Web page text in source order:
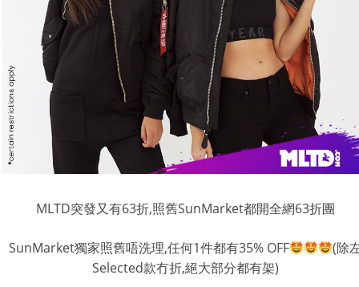
MLTD突發又有63折,照舊SunMarket都開全網63折團
SunMarket獨家照舊唔洗理,任何1件都有35% OFF
(除
Selected款冇折,絕大部分都有架)